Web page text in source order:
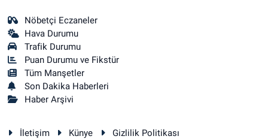
Nöbetçi Eczaneler
Hava Durumu
Trafik Durumu
Puan Durumu ve Fikstür
Tüm Manşetler
Son Dakika Haberleri
Haber Arşivi
İletişim Künye Gizlilik Politikası